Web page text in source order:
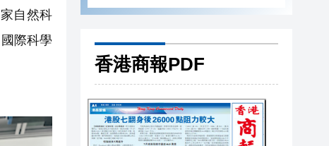
自然科
際科學
香港商報PDF